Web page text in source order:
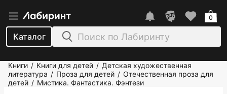
Каталог
0
Книги / Книги для детей / Детская художественная
литература / Проза для детей / Отечественная проза для
детей / Мистика. Фантастика. Фэнтези